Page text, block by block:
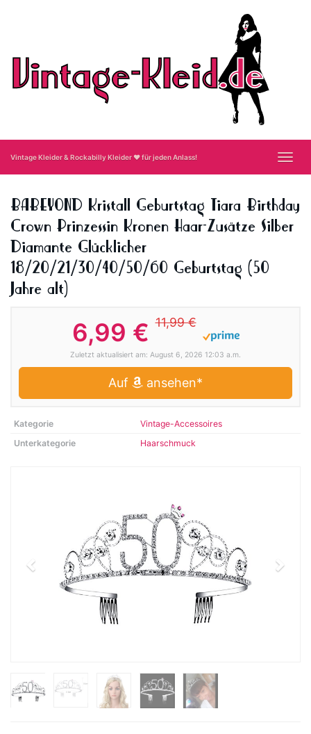
Vintage Kleider & Rockabilly Kleider ❤ für jeden Anlass!
BABEYOND Kristall Geburtstag Tiara Birthday
Crown Prinzessin Kronen Haar-Zusätze Silber
Diamante Glücklicher
18/20/21/30/40/50/60 Geburtstag (50
Jahre alt)
6,99 €11,99 €
Zuletzt aktualisiert am: August 6, 2026 12:03 a.m.
Auf ansehen*
Kategorie
Vintage-Accessoires
Unterkategorie
Haarschmuck